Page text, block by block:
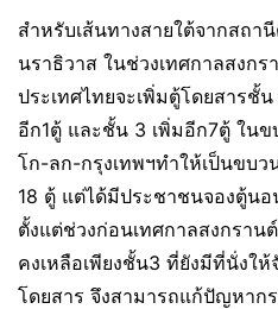
สำหรับเส้นทางสายใต้จากสถา
นราธิวาส ในช่วงเทศกาลสงก
ประเทศไทยจะเพิ่มตู้โดยสารชั้
อีก1ตู้ และชั้น 3 เพิ่มอีก7ตู้ ในข
โก-ลก-กรุงเทพฯทำให้เป็นขบว
18 ตู้ แต่ได้มีประชาชนจองตู้น
ตั้งแต่ช่วงก่อนเทศกาลสงกราน
คงเหลือเพียงชั้น3 ที่ยังมีที่นั่งให้
โดยสาร จึงสามารถแก้ปัญหา